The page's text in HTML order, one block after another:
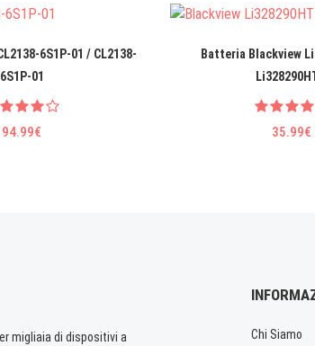
6S1P-01 / CL2138-
6S1P-01
94.99€
Batteria Blackview
35.99€
migliaia di dispositivi a
Chi Siamo